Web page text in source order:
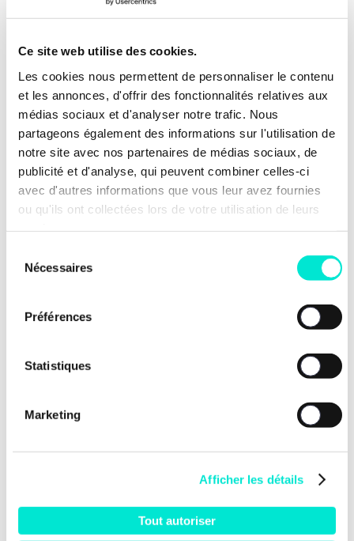
Ce site web utilise des cookies.
Les cookies nous permettent de personnaliser le contenu
et les annonces, d'offrir des fonctionnalités relatives aux
médias sociaux et d'analyser notre trafic. Nous
partageons également des informations sur l'utilisation de
notre site avec nos partenaires de médias sociaux, de
publicité et d'analyse, qui peuvent combiner celles-ci
avec d'autres informations que vous leur avez fournies
ou qu'ils ont collectées lors de votre utilisation de leurs
Nécessaires
Préférences
Statistiques
Marketing
Afficher les détails
Tout autoriser
Suivez les thématiques qui vous importent
Inscrivez-vous ici aux notification thématiques du
Mouvement Les Engagés qui vous intéressent. Vous
[…]